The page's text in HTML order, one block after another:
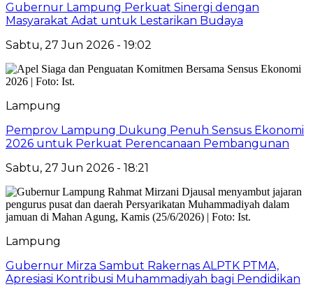
Gubernur Lampung Perkuat Sinergi dengan
Masyarakat Adat untuk Lestarikan Budaya
Sabtu, 27 Jun 2026 - 19:02
Lampung
Pemprov Lampung Dukung Penuh Sensus Ekonomi
2026 untuk Perkuat Perencanaan Pembangunan
Sabtu, 27 Jun 2026 - 18:21
Lampung
Gubernur Mirza Sambut Rakernas ALPTK PTMA,
Apresiasi Kontribusi Muhammadiyah bagi Pendidikan